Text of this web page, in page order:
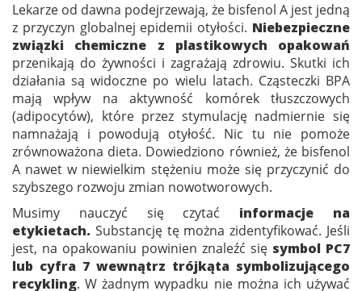
Lekarze od dawna podejrzewają, że bisfenol A jest jedną
z przyczyn globalnej epidemii otyłości. Niebezpieczne
związki chemiczne z plastikowych opakowań
przenikają do żywności i zagrażają zdrowiu. Skutki ich
działania są widoczne po wielu latach. Cząsteczki BPA
mają wpływ na aktywność komórek tłuszczowych
(adipocytów), które przez stymulację nadmiernie się
namnażają i powodują otyłość. Nic tu nie pomoże
zrównoważona dieta. Dowiedziono również, że bisfenol
A nawet w niewielkim stężeniu może się przyczynić do
szybszego rozwoju zmian nowotworowych.
Musimy nauczyć się czytać informacje na
etykietach. Substancję tę można zidentyfikować. Jeśli
jest, na opakowaniu powinien znaleźć się symbol PC7
lub cyfra 7 wewnątrz trójkąta symbolizującego
recykling. W żadnym wypadku nie można ich używać